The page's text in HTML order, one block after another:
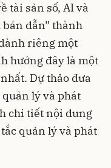
tài sản số, AI và
dẫn” thành
riêng một
hướng đây là một
Dự thảo đưa
lý và phát
chi tiết nội dung
quản lý và phát